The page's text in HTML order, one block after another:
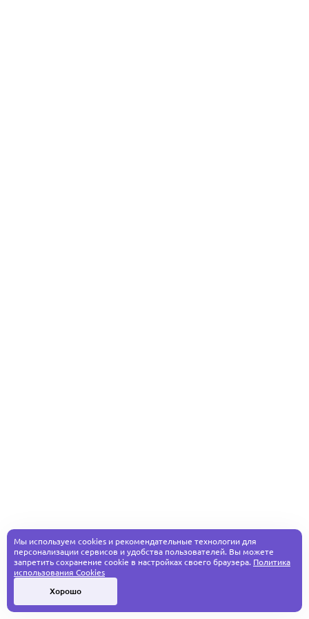
Мы используем cookies и рекомендательные технологии для
персонализации сервисов и удобства пользователей. Вы можете
запретить сохранение cookie в настройках своего браузера. Политика
использования Cookies
Хорошо